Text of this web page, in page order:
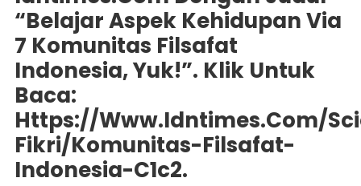
“Belajar Aspek Kehidupan Via
7 Komunitas Filsafat
Indonesia, Yuk!”. Klik Untuk
Baca:
Https://www.idntimes.com/
Fikri/komunitas-Filsafat-
Indonesia-C1c2.